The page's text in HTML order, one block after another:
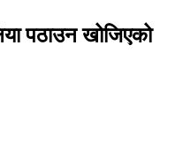
पठाउन खोजिएको